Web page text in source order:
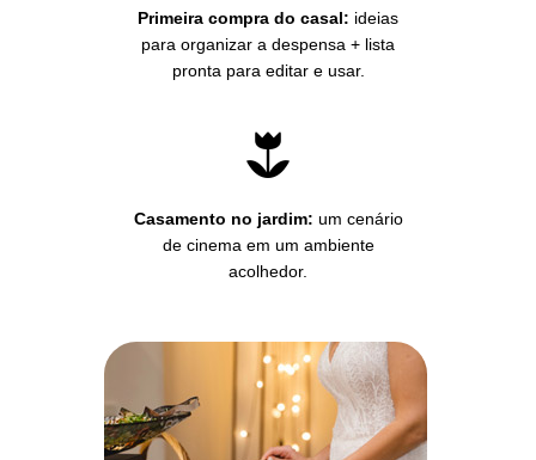
Primeira compra do casal: ideias
para organizar a despensa + lista
pronta para editar e usar.
Casamento no jardim: um cenário
de cinema em um ambiente
acolhedor.